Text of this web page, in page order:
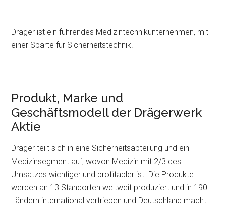
Dräger ist ein führendes Medizintechnikunternehmen, mit
einer Sparte für Sicherheitstechnik.
Produkt, Marke und
Geschäftsmodell der Drägerwerk
Aktie
Dräger teilt sich in eine Sicherheitsabteilung und ein
Medizinsegment auf, wovon Medizin mit 2/3 des
Umsatzes wichtiger und profitabler ist. Die Produkte
werden an 13 Standorten weltweit produziert und in 190
Ländern international vertrieben und Deutschland macht